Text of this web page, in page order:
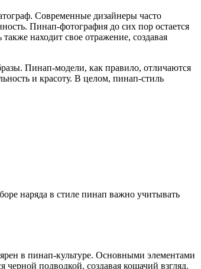
Современные дизайнеры часто
Пинап-фотография до сих пор остается
находит свое отражение, создавая
Пинап-модели, как правило, отличаются
и красоту. В целом, пинап-стиль
наряда в стиле пинап важно учитывать
в пинап-культуре. Основными элементами
подводкой, создавая кошачий взгляд.